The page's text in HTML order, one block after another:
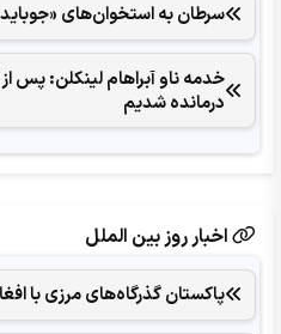
سرطان به استخوان‌های
درمانده‌ شدیم
اخبار روز بین الملل
پاکستان گذرگاه‌های مرزی با